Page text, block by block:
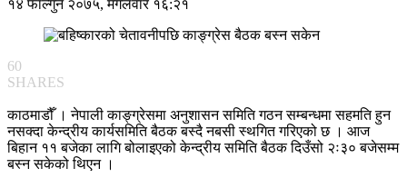
१४ फाल्गुन २०७५, मंगलवार १६:२१
60
SHARES
काठमाडौँ । नेपाली काङ्ग्रेसमा अनुशासन समिति गठन सम्बन्धमा सहमति हुन
नसक्दा केन्द्रीय कार्यसमिति बैठक बस्दै नबसी स्थगित गरिएको छ । आज
बिहान ११ बजेका लागि बोलाइएको केन्द्रीय समिति बैठक दिउँसो २ः३० बजेसम्म
बस्न सकेको थिएन ।